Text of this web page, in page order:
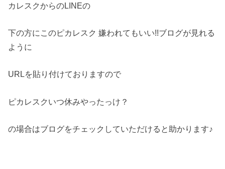
カレスクからのLINEの
下の方にこのピカレスク 嫌われてもいい!!ブログが見れる
ように
URLを貼り付けておりますので
ピカレスクいつ休みやったっけ？
の場合はブログをチェックしていただけると助かります♪